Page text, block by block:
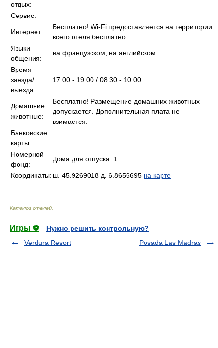
отдых:
Сервис:
Интернет:
Бесплатно! Wi-Fi предоставляется на территории
всего отеля бесплатно.
Языки
общения:
на французском, на английском
Время
заезда/
выезда:
17:00 - 19:00 / 08:30 - 10:00
Домашние
животные:
Бесплатно! Размещение домашних животных
допускается. Дополнительная плата не
взимается.
Банковские
карты:
Номерной
фонд:
Дома для отпуска: 1
Координаты: ш. 45.9269018 д. 6.8656695 на карте
Каталог отелей
Игры ⚽
Нужно решить контрольную?
Verdura Resort
Posada Las Madras